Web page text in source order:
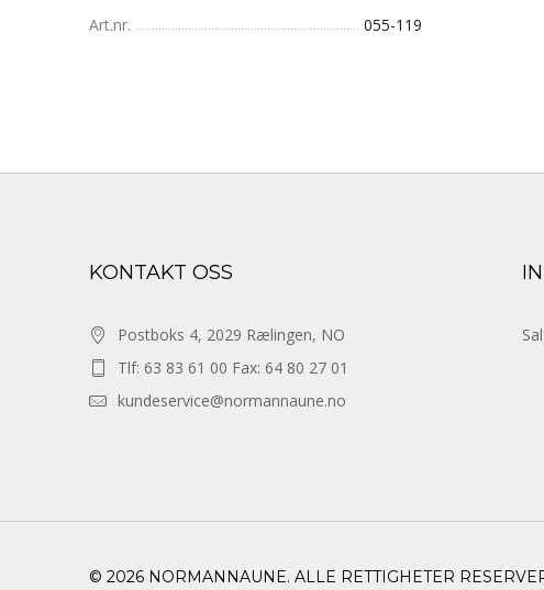
Art.nr. 055-119
KONTAKT OSS
Postboks 4, 2029 Rælingen, NO
Tlf: 63 83 61 00 Fax: 64 80 27 01
kundeservice@normannaune.no
© 2026 NORMANNAUNE. ALLE RETTIGHETER